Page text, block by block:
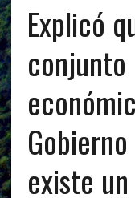
Explicó
conjunto
existe